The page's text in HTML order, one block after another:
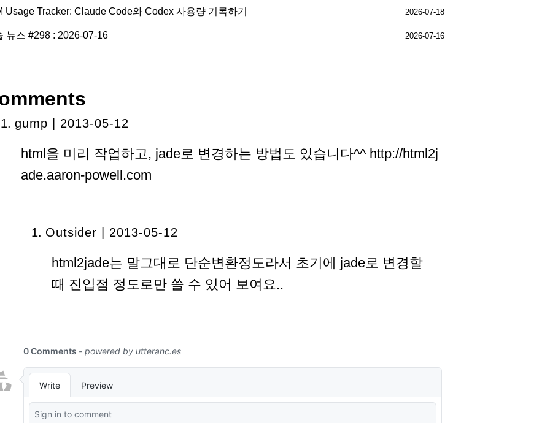
Usage Tracker: Claude Code와 Codex 사용량 기록하기 2026-07-18
뉴스 #298 : 2026-07-16 2026-07-16
gump | 2013-05-12
html을 미리 작업하고, jade로 변경하는 방법도 있습니다^^ http://html2j
ade.aaron-powell.com
Outsider | 2013-05-12
html2jade는 말그대로 단순변환정도라서 초기에 jade로 변경할
때 진입점 정도로만 쓸 수 있어 보여요..